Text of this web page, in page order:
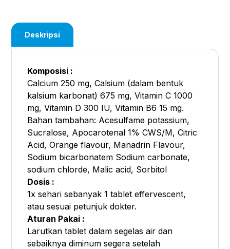
Deskripsi
Komposisi :
Calcium 250 mg, Calsium (dalam bentuk
kalsium karbonat) 675 mg, Vitamin C 1000
mg, Vitamin D 300 IU, Vitamin B6 15 mg.
Bahan tambahan: Acesulfame potassium,
Sucralose, Apocarotenal 1% CWS/M, Citric
Acid, Orange flavour, Manadrin Flavour,
Sodium bicarbonatem Sodium carbonate,
sodium chlorde, Malic acid, Sorbitol
Dosis :
1x sehari sebanyak 1 tablet effervescent,
atau sesuai petunjuk dokter.
Aturan Pakai :
Larutkan tablet dalam segelas air dan
sebaiknya diminum segera setelah